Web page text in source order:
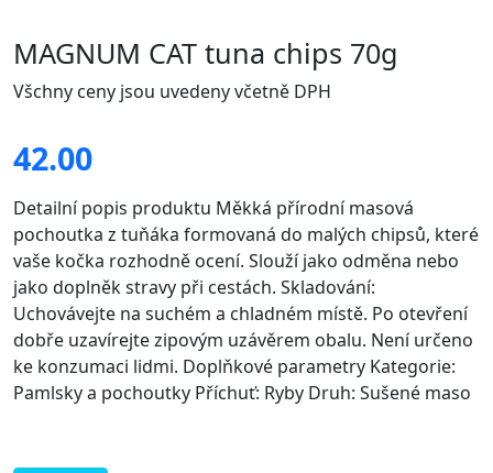
MAGNUM CAT tuna chips 70g
Všchny ceny jsou uvedeny včetně DPH
42.00
Detailní popis produktu Měkká přírodní masová
pochoutka z tuňáka formovaná do malých chipsů, které
vaše kočka rozhodně ocení. Slouží jako odměna nebo
jako doplněk stravy při cestách. Skladování:
Uchovávejte na suchém a chladném místě. Po otevření
dobře uzavírejte zipovým uzávěrem obalu. Není určeno
ke konzumaci lidmi. Doplňkové parametry Kategorie:
Pamlsky a pochoutky Příchuť: Ryby Druh: Sušené maso